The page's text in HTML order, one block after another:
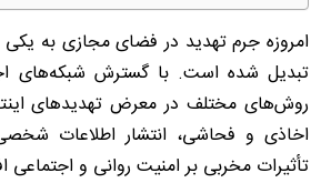
امروزه جرم تهدید در فضای مجازی به
تبدیل شده است. با گسترش شبکه‌های
روش‌های مختلف در معرض تهدید‌های
اخاذی و فحاشی، انتشار اطلاعات
تأثیرات مخربی بر امنیت روانی و اجتماعی